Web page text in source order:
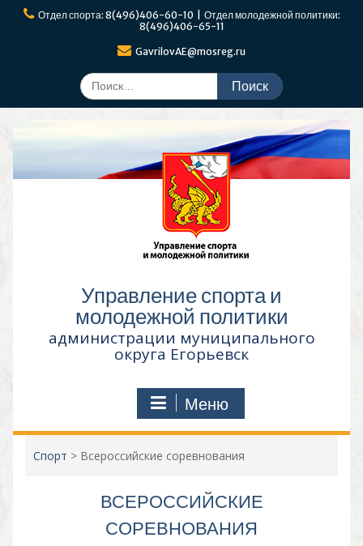
ПерейтиОтдел спорта: 8(496)406-60-10 | Отдел молодежной политики:
8(496)406-65-11
GavrilovAE@mosreg.ru
Поиск
по:
Управление спорта и
молодежной политики
администрации муниципального
округа Егорьевск
Меню
Спорт > Всероссийские соревнования
ВСЕРОССИЙСКИЕ
СОРЕВНОВАНИЯ